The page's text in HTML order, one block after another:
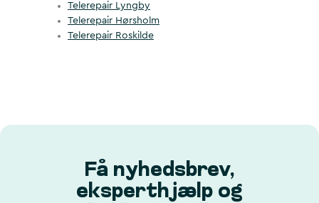
Telerepair Lyngby
Telerepair Hørsholm
Telerepair Roskilde
Få nyhedsbrev,
eksperthjælp og